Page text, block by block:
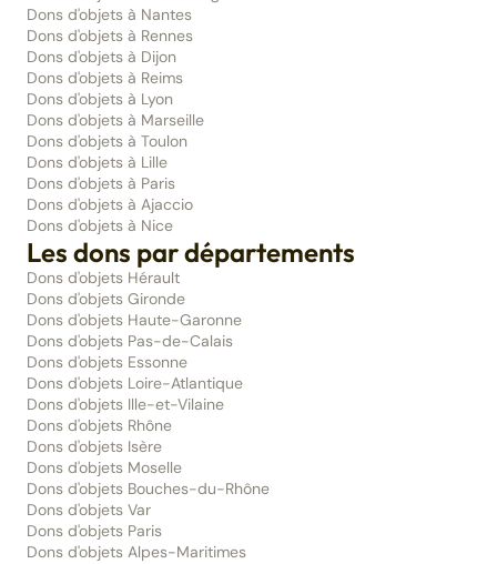
Dons d'objets à Nantes
Dons d'objets à Rennes
Dons d'objets à Dijon
Dons d'objets à Reims
Dons d'objets à Lyon
Dons d'objets à Marseille
Dons d'objets à Toulon
Dons d'objets à Lille
Dons d'objets à Paris
Dons d'objets à Ajaccio
Dons d'objets à Nice
Les dons par départements
Dons d'objets Hérault
Dons d'objets Gironde
Dons d'objets Haute-Garonne
Dons d'objets Pas-de-Calais
Dons d'objets Essonne
Dons d'objets Loire-Atlantique
Dons d'objets Ille-et-Vilaine
Dons d'objets Rhône
Dons d'objets Isère
Dons d'objets Moselle
Dons d'objets Bouches-du-Rhône
Dons d'objets Var
Dons d'objets Paris
Dons d'objets Alpes-Maritimes